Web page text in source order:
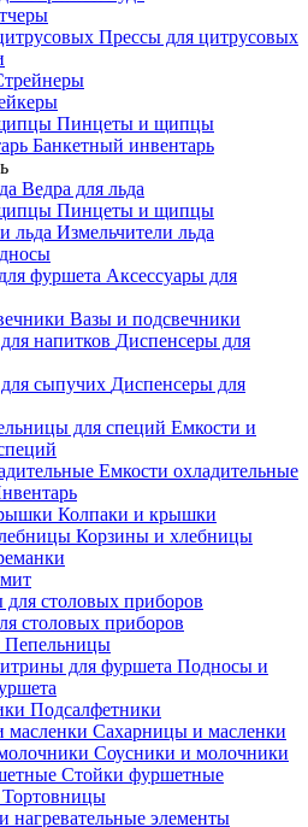
Прессы для цитрусовых
Пинцеты и щипцы
Банкетный инвентарь
Ведра для льда
Пинцеты и щипцы
Измельчители льда
Аксессуары для
Вазы и подсвечники
Диспенсеры для
Диспенсеры для
Емкости и
Емкости охладительные
Колпаки и крышки
Корзины и хлебницы
столовых приборов
Пепельницы
Подносы и
Подсалфетники
Сахарницы и масленки
Соусники и молочники
Стойки фуршетные
Тортовницы